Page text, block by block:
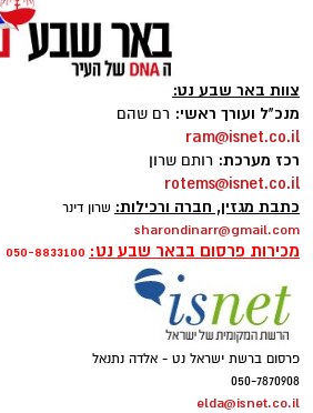
צוות באר שבע נט:
מנכ"ל ועורך ראשי: רם שהם
ram@isnet.co.il
רכז מערכת: רותם שרון
rotems@isnet.co.il
כתבת מגזין, חברה ורכילות: שרון דינר
sharondinarr@gmail.com
מכירות פרסום בבאר שבע נט: 050-8833100
פרסום ברשת ישראל נט - אלדה נתנאל
050-7870908
elda@isnet.co.il